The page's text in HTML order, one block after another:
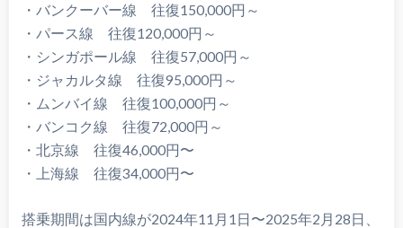
・バンクーバー線 往復150,000円～
・パース線 往復120,000円～
・シンガポール線 往復57,000円～
・ジャカルタ線 往復95,000円～
・ムンバイ線 往復100,000円～
・バンコク線 往復72,000円～
・北京線 往復46,000円〜
・上海線 往復34,000円〜
搭乗期間は国内線が2024年11月1日〜2025年2月28日、